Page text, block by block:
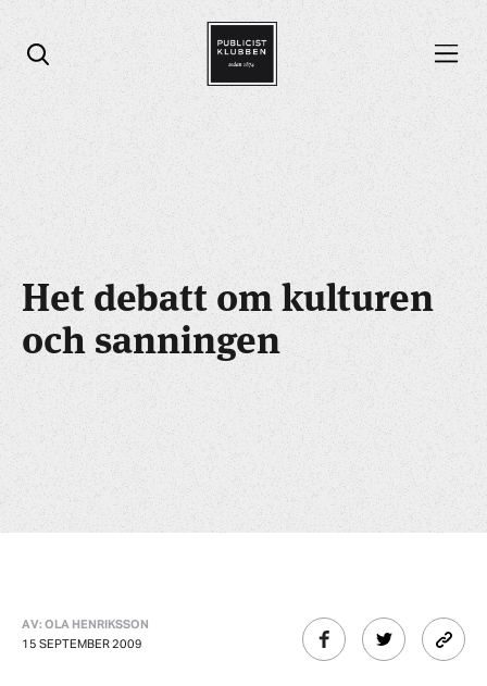
Öppna sök
Öppna menyn
Het debatt om kulturen
och sanningen
AV: OLA HENRIKSSON
15 SEPTEMBER 2009